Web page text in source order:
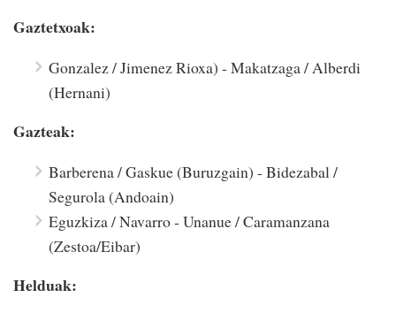
Gaztetxoak:
Gonzalez / Jimenez Rioxa) - Makatzaga / Alberdi
(Hernani)
Gazteak:
Barberena / Gaskue (Buruzgain) - Bidezabal /
Segurola (Andoain)
Eguzkiza / Navarro - Unanue / Caramanzana
(Zestoa/Eibar)
Helduak: